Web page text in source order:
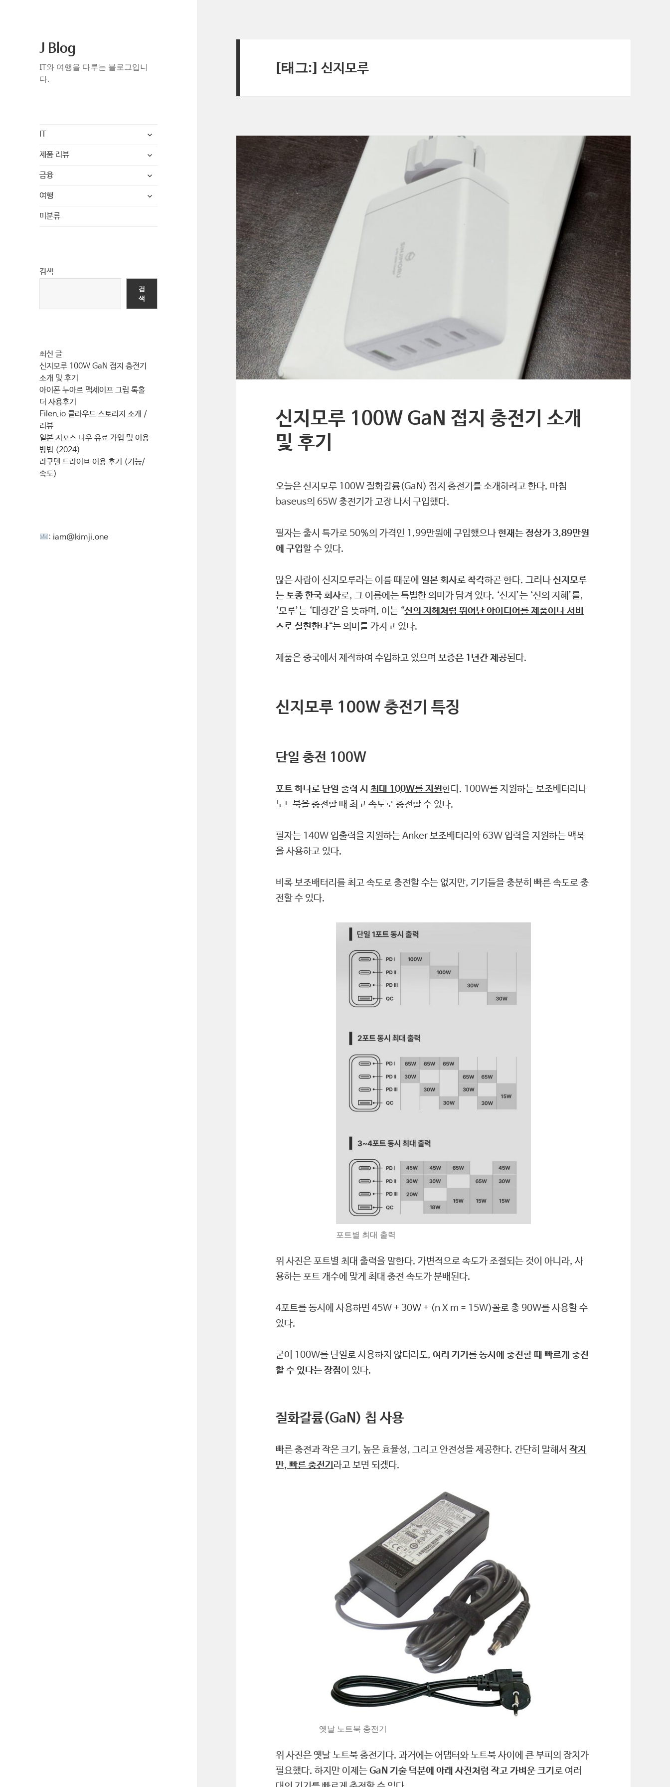
J Blog
IT와 여행을 다루는 블로그입니
다.
IT
장
제품 리뷰
장
금융
여행
미분류
검색
검
색
최신 글
신지모루 100W GaN 접지 충전기
소개 및 후기
아이폰 누아르 맥세이프 그립 톡홀
더 사용후기
Filen.io 클라우드 스토리지 소개 /
리뷰
일본 지포스 나우 유료 가입 및 이용
방법 (2024)
라쿠텐 드라이브 이용 후기 (기능/
속도)
: iam@kimji.one
[태그:]신지모루
신지모루 100W GaN 접지 충전기 소개
및 후기
오늘은 신지모루 100W 질화갈륨(GaN) 접지 충전기를 소개하려고 한다. 마침
baseus의 65W 충전기가 고장 나서 구입했다.
필자는 출시 특가로 50%의 가격인 1.99만원에 구입했으나현재는 정상가 3.89만원
에 구입할 수 있다.
많은 사람이 신지모루라는 이름 때문에 일본 회사로 착각하곤 한다. 그러나신지모루
는 토종 한국 회사로, 그 이름에는 특별한 의미가 담겨 있다. ‘신지’는 ‘신의 지혜’를,
‘모루’는 ‘대장간’을 뜻하며, 이는 “신의 지혜처럼 뛰어난 아이디어를 제품이나 서비
스로 실현한다“는 의미를 가지고 있다.
제품은 중국에서 제작하여 수입하고 있으며보증은 1년간 제공된다.
신지모루 100W 충전기 특징
단일 충전 100W
포트 하나로 단일 출력 시최대 100W를 지원한다. 100W를 지원하는 보조배터리나
노트북을 충전할 때 최고 속도로 충전할 수 있다.
필자는 140W 입출력을 지원하는 Anker 보조배터리와 63W 입력을 지원하는 맥북
을 사용하고 있다.
비록 보조배터리를 최고 속도로 충전할 수는 없지만, 기기들을 충분히 빠른 속도로 충
전할 수 있다.
포트별 최대 출력
위 사진은 포트별 최대 출력을 말한다. 가변적으로 속도가 조절되는 것이 아니라, 사
용하는 포트 개수에 맞게 최대 충전 속도가 분배된다.
4포트를 동시에 사용하면 45W + 30W + (n X m = 15W)꼴로 총 90W를 사용할 수
있다.
굳이 100W를 단일로 사용하지 않더라도,여러 기기를 동시에 충전할 때 빠르게 충전
할 수 있다는 장점이 있다.
질화갈륨(GaN) 칩 사용
빠른 충전과 작은 크기, 높은 효율성, 그리고 안전성을 제공한다. 간단히 말해서작지
만, 빠른 충전기 라고 보면 되겠다.
옛날 노트북 충전기
위 사진은 옛날 노트북 충전기다. 과거에는 어댑터와 노트북 사이에 큰 부피의 장치가
필요했다. 하지만 이제는GaN 기술 덕분에 아래 사진처럼 작고 가벼운 크기로 여러